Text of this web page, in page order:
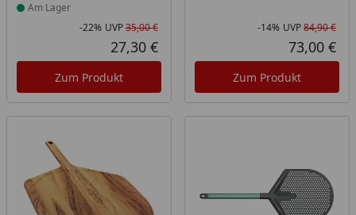
Am Lager
Rabatt in Prozent
-22%
Ursprünglicher Preis
UVP35,00 €
Aktueller Preis
27,30 €
Zum Produkt
-14% UVP84,90 €
73,00 €
Zum Produkt